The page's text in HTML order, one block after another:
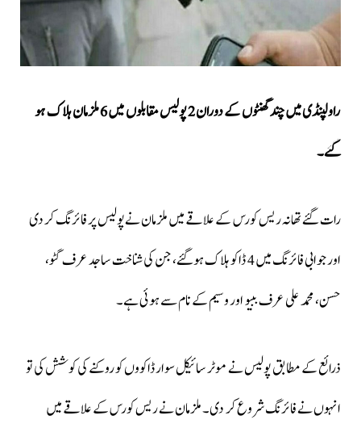
راولپنڈی
میں چند گھنٹوں کے دوران 2 پولیس مقابلوں میں 6 ملزمان ہلاک ہو
گئے۔
رات گئے تھانہ ریس کورس کے علاقے میں ملزمان نےپولیس پر فائرنگ کر دی
اور جوابی فائرنگ میں 4 ڈاکو ہلاک ہوگئے، جن کی شناخت ساجد عرف گٹو،
حسن، محمد علی عرف ببیو اور وسیم کے نام سے ہوئی ہے۔
ذرائع کے مطابق پولیس نے موٹر سائیکل سوار ڈاکووں کو روکنے کی کوشش کی تو
انہوں نے فائرنگ شروع کر دی۔ ملزمان نے ریس کورس کے علاقے میں